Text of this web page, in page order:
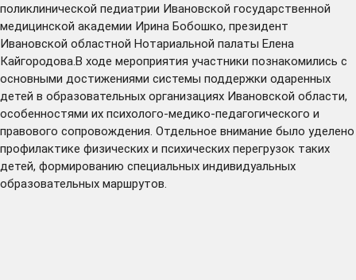
поликлинической педиатрии Ивановской государственной
медицинской академии Ирина Бобошко, президент
Ивановской областной Нотариальной палаты Елена
Кайгородова.В ходе мероприятия участники познакомились с
основными достижениями системы поддержки одаренных
детей в образовательных организациях Ивановской области,
особенностями их психолого-медико-педагогического и
правового сопровождения. Отдельное внимание было уделено
профилактике физических и психических перегрузок таких
детей, формированию специальных индивидуальных
образовательных маршрутов.